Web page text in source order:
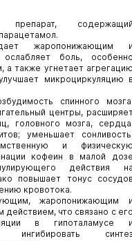
препарат,
жаропонижающим
ослабляет боль,
а также угнетает
микроциркуляцию
спинного
центры,
головного мозга,
уменьшает
и
кофеин в малой
действия
повышает тонус
кровотока.
жаропонижающим
что связано с
в гипоталамусе
ингибировать